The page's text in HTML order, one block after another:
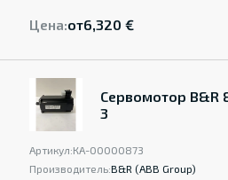
Цена:от6,320 €
Сервомотор B&R
3
Артикул:КА-00000873
Производитель:B&R (ABB Group)